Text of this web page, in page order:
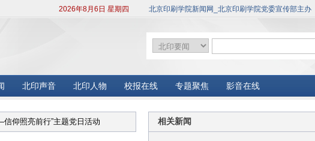
北京印刷学院新闻网_北京印刷学院党委宣传部主办
2026年8月6日 星期四
北印声音 北印人物 校报在线 专题聚焦 影音在线
仰照亮前行”主题党日活动 相关新闻